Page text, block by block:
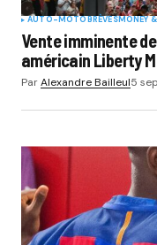
AUTO-MOTOBRÈVESMONEY
Vente imminente
américain Liberty
ParAlexandre Bailleul5